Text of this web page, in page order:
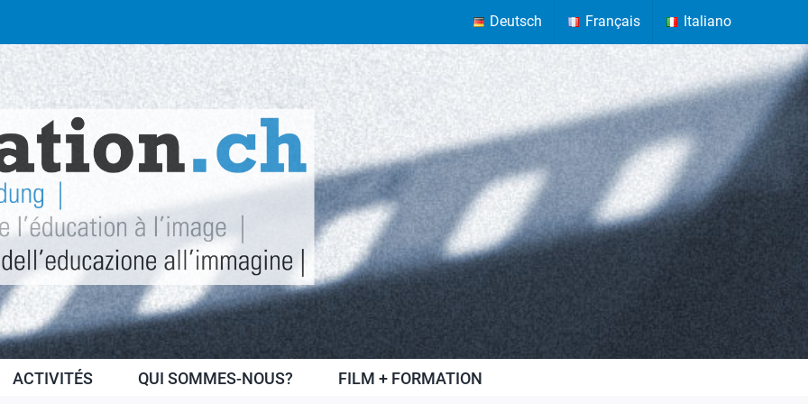
Deutsch Français Italiano
ACTIVITÉS QUI SOMMES-NOUS? FILM + FORMATION